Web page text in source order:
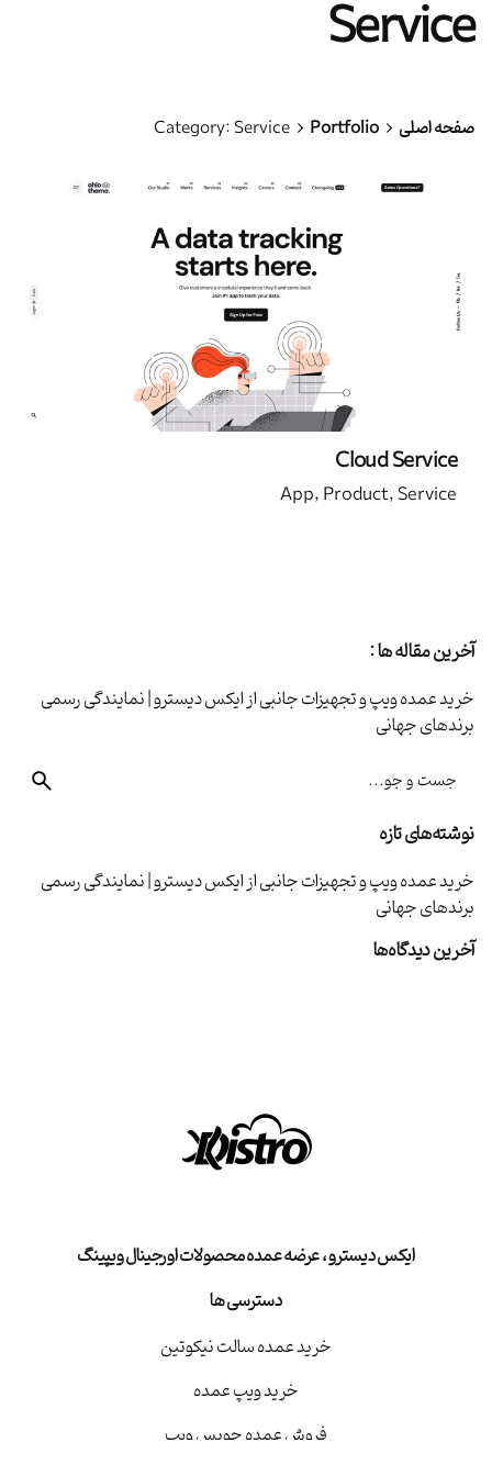
Service
صفحه اصلی Portfolio
Category: Service
آخرین مقاله ها :
خرید عمده ویپ و تجهیزات جانبی از ایکس دیسترو | نمایندگی رسمی
برندهای جهانی
برای
نوشته‌های تازه
خرید عمده ویپ و تجهیزات جانبی از ایکس دیسترو | نمایندگی رسمی
برندهای جهانی
آخرین دیدگاه‌ها
Cloud Service
App Product Service
ایکس دیسترو ، عرضه عمده محصولات اورجینال ویپینگ
دسترسی ها
خرید عمده سالت نیکوتین
خرید ویپ عمده
فروش عمده جویس ویپ